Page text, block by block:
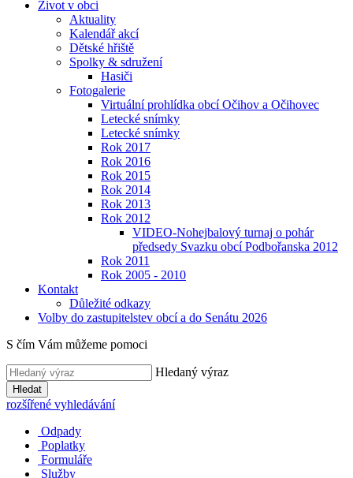
Život v obci
Aktuality
Kalendář akcí
Dětské hřiště
Spolky & sdružení
Hasiči
Fotogalerie
Virtuální prohlídka obcí Očihov a Očihovec
Letecké snímky
Letecké snímky
Rok 2017
Rok 2016
Rok 2015
Rok 2014
Rok 2013
Rok 2012
VIDEO-Nohejbalový turnaj o pohár
předsedy Svazku obcí Podbořanska 2012
Rok 2011
Rok 2005 - 2010
Kontakt
Důležité odkazy
Volby do zastupitelstev obcí a do Senátu 2026
S čím Vám můžeme pomoci
Hledaný výraz
Hledat
rozšířené vyhledávání
Odpady
Poplatky
Formuláře
Služby